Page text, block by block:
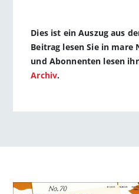
Dies ist ein Auszug aus
Beitrag lesen Sie in mare
und Abonnenten lesen
Archiv.